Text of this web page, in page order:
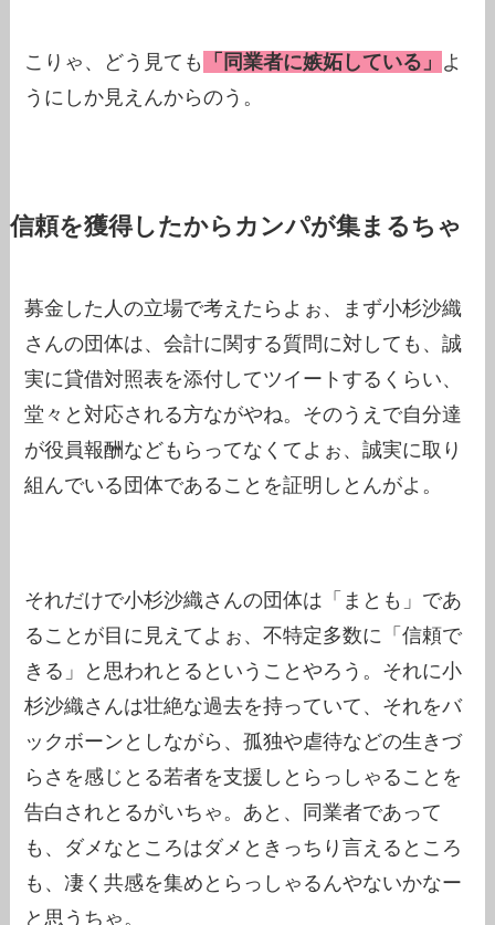
こりゃ、どう見ても 「同業者に嫉妬している」 よ
うにしか見えんからのう。
信頼を獲得したからカンパが集まるちゃ
募金した人の立場で考えたらよぉ、まず小杉沙織
さんの団体は、会計に関する質問に対しても、誠
実に貸借対照表を添付してツイートするくらい、
堂々と対応される方ながやね。そのうえで自分達
が役員報酬などもらってなくてよぉ、誠実に取り
組んでいる団体であることを証明しとんがよ。
それだけで小杉沙織さんの団体は「まとも」であ
ることが目に見えてよぉ、不特定多数に「信頼で
きる」と思われとるということやろう。それに小
杉沙織さんは壮絶な過去を持っていて、それをバ
ックボーンとしながら、孤独や虐待などの生きづ
らさを感じとる若者を支援しとらっしゃることを
告白されとるがいちゃ。あと、同業者であって
も、ダメなところはダメときっちり言えるところ
も、凄く共感を集めとらっしゃるんやないかなー
と思うちゃ。